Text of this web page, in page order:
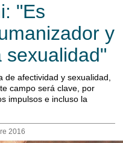
"Es
y
sexualidad"
afectividad y sexualidad,
campo será clave, por
impulsos e incluso la
2016